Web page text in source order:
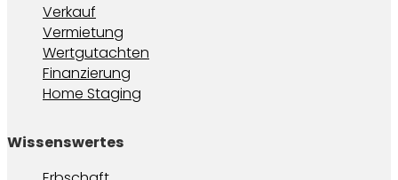
Verkauf
Vermietung
Wertgutachten
Finanzierung
Home Staging
Wissenswertes